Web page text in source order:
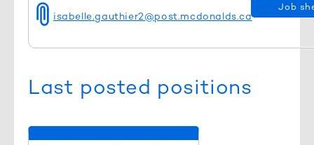
isabelle.gauthier2@post.mcdonalds.ca
Job
Last posted positions